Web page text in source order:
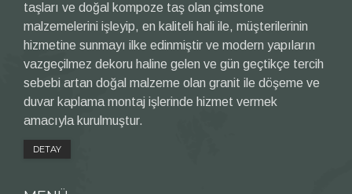
taşları ve doğal kompoze taş olan çimstone
malzemelerini işleyip, en kaliteli hali ile, müşterilerinin
hizmetine sunmayı ilke edinmiştir ve modern yapıların
vazgeçilmez dekoru haline gelen ve gün geçtikçe tercih
sebebi artan doğal malzeme olan granit ile döşeme ve
duvar kaplama montaj işlerinde hizmet vermek
amacıyla kurulmuştur.
DETAY